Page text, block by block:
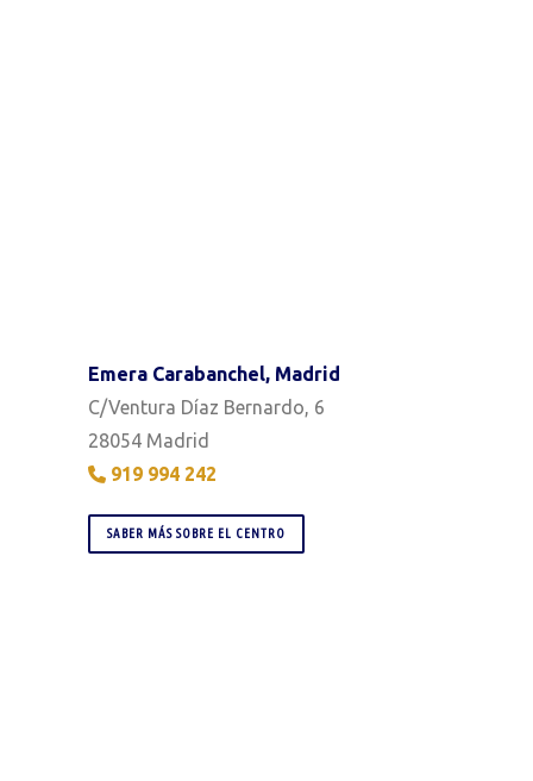
Emera Carabanchel, Madrid
C/Ventura Díaz Bernardo, 6
28054 Madrid
919 994 242
SABER MÁS SOBRE EL CENTRO